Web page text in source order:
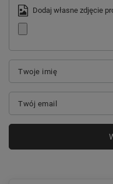
Dodaj własne zdjęcie
Twoje imię
Twój email